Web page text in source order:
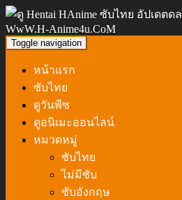
Toggle navigation
หน้าแรก
ซับไทย
ดูวันพีซ
ดูอนิเมะออนไลน์
หมวดหมู่
ซับไทย
ไม่มีซับ
ซับอังกฤษ